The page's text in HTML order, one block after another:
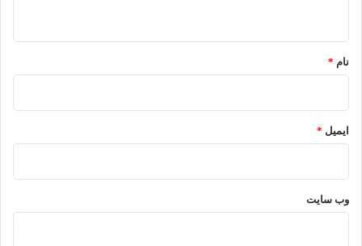
نام *
ایمیل *
وب‌ سایت